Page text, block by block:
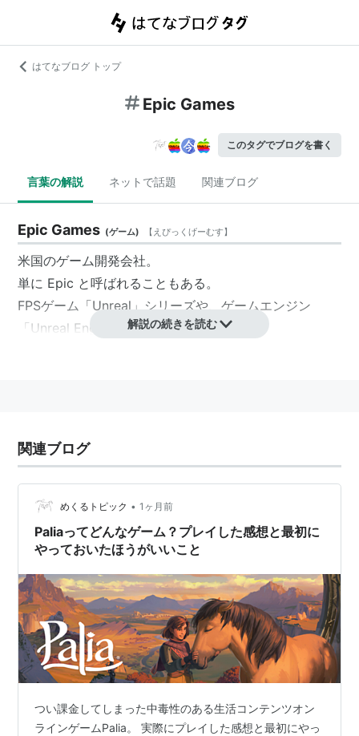
はてなブログ トップ
Epic Games
このタグでブログを書く
言葉の解説 ネットで話題 関連ブログ
Epic Games (ゲーム) 【 えぴっくげーむす】
米国のゲーム開発会社。
単に Epic と呼ばれることもある。
FPSゲーム「Unreal」シリーズや、ゲームエンジン
「Unreal Engine」の開発元として有名。
解説の続きを読む
関連ブログ
めくるトピック • 1ヶ月前
Paliaってどんなゲーム？プレイした感想と最初に
やっておいたほうがいいこと
つい課金してしまった中毒性のある生活コンテンツオン
ラインゲームPalia。 実際にプレイした感想と最初にやっ